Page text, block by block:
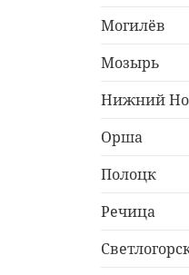
Могилёв
Мозырь
Нижний
Орша
Полоцк
Речица